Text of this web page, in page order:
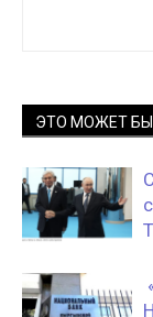
ЭТО МОЖЕТ